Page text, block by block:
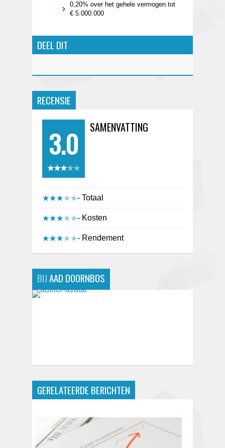
0,20% over het gehele vermogen tot
€ 5.000.000
DEEL DIT
RECENSIE
3.0
★★★★★
★★★★★
SAMENVATTING
★★★★★
★★★★★- Totaal
★★★★★
★★★★★- Kosten
★★★★★
★★★★★- Rendement
BIJAAD DOORNBOS
GERELATEERDE BERICHTEN